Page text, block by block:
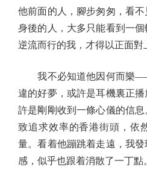
他前面的人，腳步匆匆，看
身後的人，大多只能看到一
逆流而行的我，才得以正面對
我不必知道他因何而樂
違的好夢，或許是耳機裏正
許是剛剛收到一條心儀的信
致追求效率的香港街頭，依
量。看着他蹦跳着走遠，我
感，似乎也跟着消散了一丁點